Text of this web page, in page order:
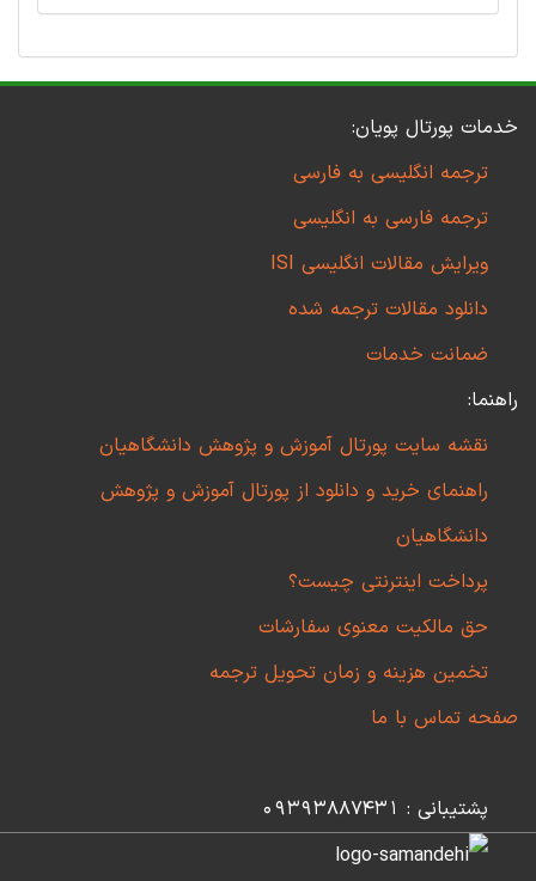
خدمات پورتال پویان:
ترجمه انگلیسی به فارسی
ترجمه فارسی به انگلیسی
ویرایش مقالات انگلیسی ISI
دانلود مقالات ترجمه شده
ضمانت خدمات
راهنما:
نقشه سایت پورتال آموزش و پژوهش دانشگاهیان
راهنمای خرید و دانلود از پورتال آموزش و پژوهش
دانشگاهیان
پرداخت اینترنتی چیست؟
حق مالکیت معنوی سفارشات
تخمین هزینه و زمان تحویل ترجمه
صفحه تماس با ما
پشتیبانی : 09393887431